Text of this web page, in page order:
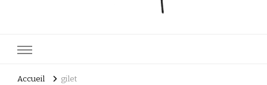
Lucie Choupaut
Accueil gilet